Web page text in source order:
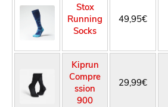
Stox
Running
Socks
49,95€
Kiprun
Compre
ssion
900
29,99€